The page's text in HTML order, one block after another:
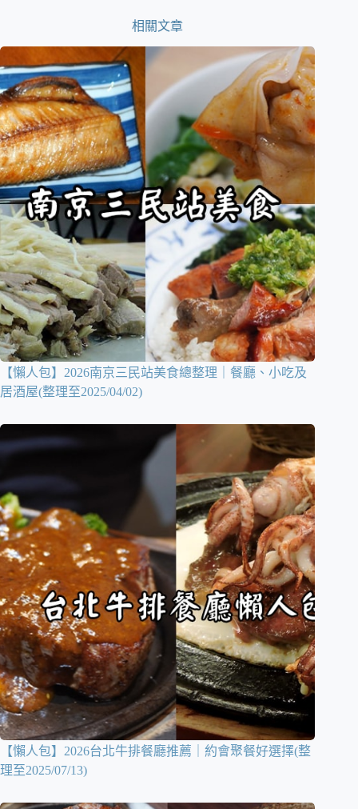
相關文章
【懶人包】2026南京三民站美食總整理｜餐廳、小吃及
居酒屋(整理至2025/04/02)
【懶人包】2026台北牛排餐廳推薦｜約會聚餐好選擇(整
理至2025/07/13)